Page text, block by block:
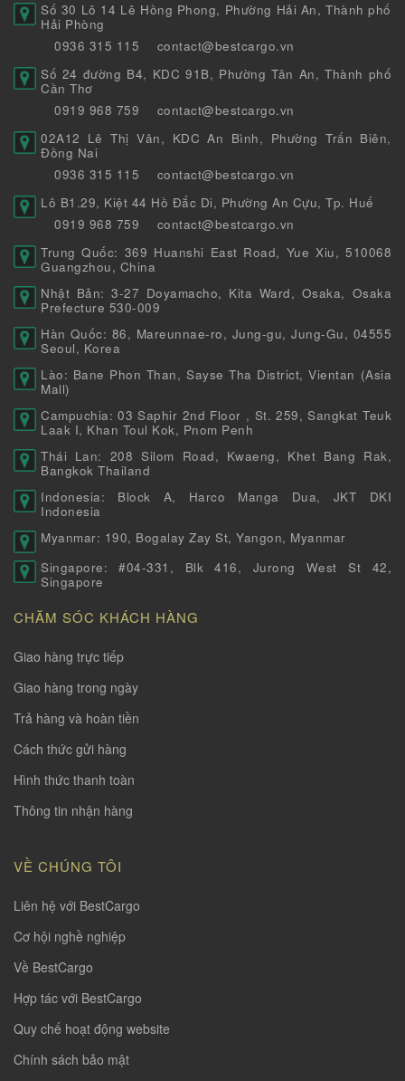
Số 30 Lô 14 Lê Hồng Phong, Phường Hải An, Thành phố
Hải Phòng
0936 315 115
contact@bestcargo.vn
Số 24 đường B4, KDC 91B, Phường Tân An, Thành phố
Cần Thơ
0919 968 759
contact@bestcargo.vn
02A12 Lê Thị Vân, KDC An Bình, Phường Trấn Biên,
Đồng Nai
0936 315 115
contact@bestcargo.vn
Lô B1.29, Kiệt 44 Hồ Đắc Di, Phường An Cựu, Tp. Huế
0919 968 759
contact@bestcargo.vn
Trung Quốc: 369 Huanshi East Road, Yue Xiu, 510068
Guangzhou, China
Nhật Bản: 3-27 Doyamacho, Kita Ward, Osaka, Osaka
Prefecture 530-009
Hàn Quốc: 86, Mareunnae-ro, Jung-gu, Jung-Gu, 04555
Seoul, Korea
Lào: Bane Phon Than, Sayse Tha District, Vientan (Asia
Mall)
Campuchia: 03 Saphir 2nd Floor , St. 259, Sangkat Teuk
Laak I, Khan Toul Kok, Pnom Penh
Thái Lan: 208 Silom Road, Kwaeng, Khet Bang Rak,
Bangkok Thailand
Indonesia: Block A, Harco Manga Dua, JKT DKI
Indonesia
Myanmar: 190, Bogalay Zay St, Yangon, Myanmar
Singapore: #04-331, Blk 416, Jurong West St 42,
Singapore
CHĂM SÓC KHÁCH HÀNG
Giao hàng trực tiếp
Giao hàng trong ngày
Trả hàng và hoàn tiền
Cách thức gửi hàng
Hình thức thanh toàn
Thông tin nhận hàng
VỀ CHÚNG TÔI
Liên hệ với BestCargo
Cơ hội nghề nghiệp
Về BestCargo
Hợp tác với BestCargo
Quy chế hoạt động website
Chính sách bảo mật